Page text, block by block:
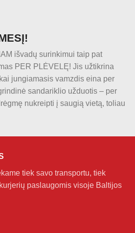
išvadų surinkimui taip pat
PER PLĖVELĘ! Jis užtikrina
jungiamasis vamzdis eina per
sandariklio užduotis – per
nukreipti į saugią vietą, toliau
tiek savo transportu, tiek
paslaugomis visoje Baltijos